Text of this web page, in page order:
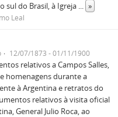
sul do Brasil, à Igreja ... »
Leal
12/07/1873 - 01/11/1900
relativos a Campos Salles,
homenagens durante a
à Argentina e retratos do
relativos à visita oficial
General Julio Roca, ao